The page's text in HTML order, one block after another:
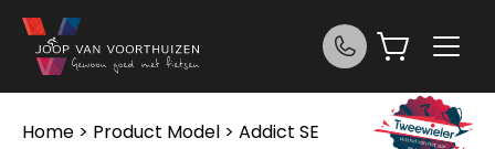
Ga naar de inhoud
Home > Product Model > Addict SE